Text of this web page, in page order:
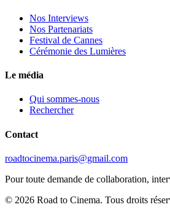
Nos Interviews
Nos Partenariats
Festival de Cannes
Cérémonie des Lumières
Le média
Qui sommes-nous
Rechercher
Contact
roadtocinema.paris@gmail.com
Pour toute demande de collaboration,
© 2026 Road to Cinema. Tous droits